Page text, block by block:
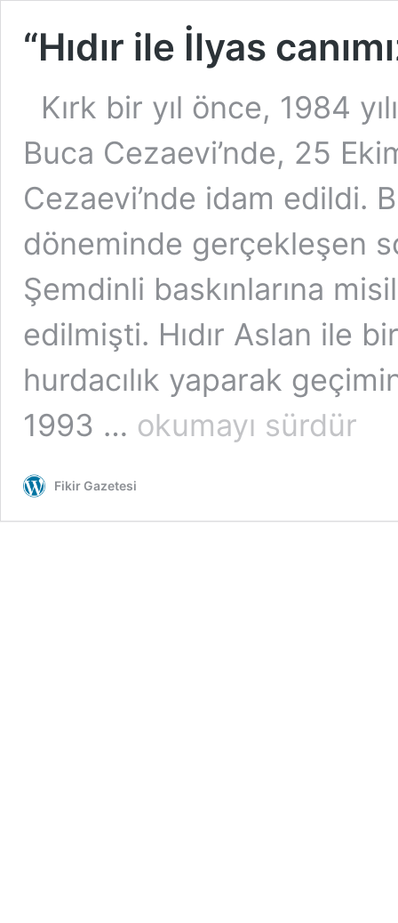
“Hıdır ile İlyas
Kırk bir yıl önce, 1984
Buca Cezaevi’nde, 25
Cezaevi’nde idam edildi.
döneminde gerçekleşen
Şemdinli baskınlarına
edilmişti. Hıdır Aslan ile
hurdacılık yaparak
1993 …
“Hıdır
ile
okumayı sürdür
Fikir Gazetesi